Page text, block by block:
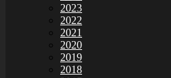
2023
2022
2021
2020
2019
2018